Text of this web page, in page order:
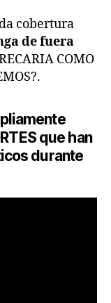
cobertura
de fuera
COMO
que han
durante